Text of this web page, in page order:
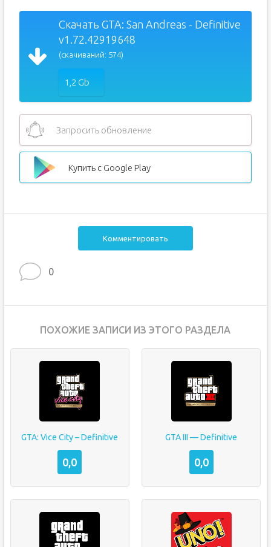
Скачать GTA: San Andreas - Definitive
v1.72.42919648
(скачиваний: 574)
1,2 Gb
Запросить обновление
Купить с Google Play
Комментировать
0
ПОХОЖИЕ ЗАПИСИ ИЗ ЭТОГО РАЗДЕЛА
GTA: Vice City – Definitive
0,0
GTA III — Definitive
0,0